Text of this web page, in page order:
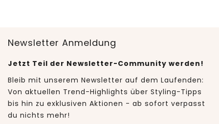
Newsletter Anmeldung
Jetzt Teil der Newsletter-Community werden!
Bleib mit unserem Newsletter auf dem Laufenden:
Von aktuellen Trend-Highlights über Styling-Tipps
bis hin zu exklusiven Aktionen - ab sofort verpasst
du nichts mehr!